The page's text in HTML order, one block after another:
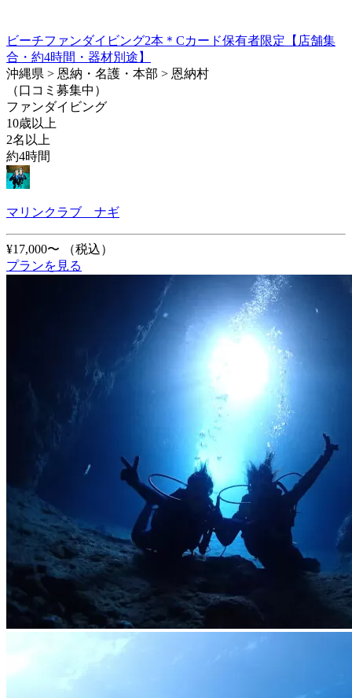
ビーチファンダイビング2本＊Cカード保有者限定【店舗集
合・約4時間・器材別途】
沖縄県 > 恩納・名護・本部 > 恩納村
（口コミ募集中）
ファンダイビング
10歳以上
2名以上
約4時間
マリンクラブ ナギ
¥17,000〜
（税込）
プランを見る